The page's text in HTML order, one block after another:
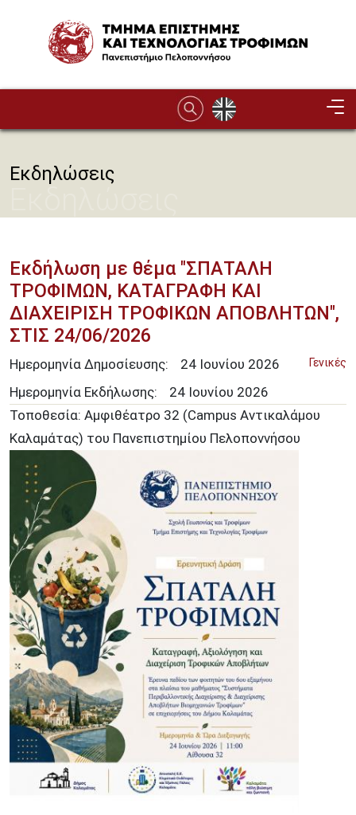
Image
Εκδηλώσεις
Εκδήλωση με θέμα "ΣΠΑΤΑΛΗ
ΤΡΟΦΙΜΩΝ, ΚΑΤΑΓΡΑΦΗ ΚΑΙ
ΔΙΑΧΕΙΡΙΣΗ ΤΡΟΦΙΚΩΝ ΑΠΟΒΛΗΤΩΝ",
ΣΤΙΣ 24/06/2026
Γενικές
Ημερομηνία Δημοσίευσης: 24 Ιουνίου 2026
Ημερομηνία Εκδήλωσης:
24 Ιουνίου 2026
Τοποθεσία: Αμφιθέατρο 32 (Campus Αντικαλάμου
Καλαμάτας) του Πανεπιστημίου Πελοποννήσου